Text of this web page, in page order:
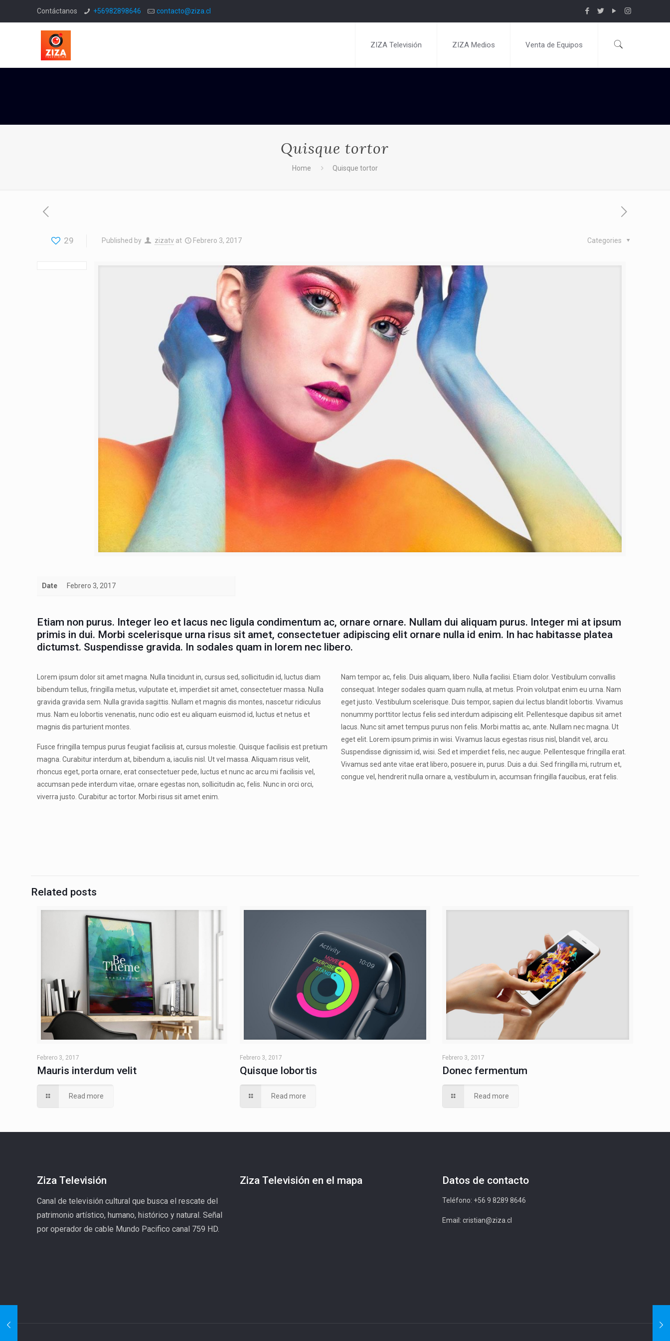
Contáctanos +56982898646 contacto@ziza.cl
ZIZA Televisión ZIZA Medios Venta de Equipos
Quisque tortor
Home Quisque tortor
29 Published by zizatv at Febrero 3, 2017 Categories
Date Febrero 3, 2017
Etiam non purus. Integer leo et lacus nec ligula condimentum ac, ornare ornare. Nullam dui aliquam purus. Integer mi at ipsum
primis in dui. Morbi scelerisque urna risus sit amet, consectetuer adipiscing elit ornare nulla id enim. In hac habitasse platea
dictumst. Suspendisse gravida. In sodales quam in lorem nec libero.
Lorem ipsum dolor sit amet magna. Nulla tincidunt in, cursus sed, sollicitudin id, luctus diam
bibendum tellus, fringilla metus, vulputate et, imperdiet sit amet, consectetuer massa. Nulla
gravida gravida sem. Nulla gravida sagittis. Nullam et magnis dis montes, nascetur ridiculus
mus. Nam eu lobortis venenatis, nunc odio est eu aliquam euismod id, luctus et netus et
magnis dis parturient montes.
Fusce fringilla tempus purus feugiat facilisis at, cursus molestie. Quisque facilisis est pretium
magna. Curabitur interdum at, bibendum a, iaculis nisl. Ut vel massa. Aliquam risus velit,
rhoncus eget, porta ornare, erat consectetuer pede, luctus et nunc ac arcu mi facilisis vel,
accumsan pede interdum vitae, ornare egestas non, sollicitudin ac, felis. Nunc in orci orci,
viverra justo. Curabitur ac tortor. Morbi risus sit amet enim.
Nam tempor ac, felis. Duis aliquam, libero. Nulla facilisi. Etiam dolor. Vestibulum convallis
consequat. Integer sodales quam quam nulla, at metus. Proin volutpat enim eu urna. Nam
eget justo. Vestibulum scelerisque. Duis tempor, sapien dui lectus blandit lobortis. Vivamus
nonummy porttitor lectus felis sed interdum adipiscing elit. Pellentesque dapibus sit amet
lacus. Nunc sit amet tempus purus non felis. Morbi mattis ac, ante. Nullam nec magna. Ut
eget elit. Lorem ipsum primis in wisi. Vivamus lacus egestas risus nisl, blandit vel, arcu.
Suspendisse dignissim id, wisi. Sed et imperdiet felis, nec augue. Pellentesque fringilla erat.
Vivamus sed ante vitae erat libero, posuere in, purus. Duis a dui. Sed fringilla mi, rutrum et,
congue vel, hendrerit nulla ornare a, vestibulum in, accumsan fringilla faucibus, erat felis.
Related posts
Febrero 3, 2017
Mauris interdum velit
Read more
Febrero 3, 2017
Quisque lobortis
Read more
Febrero 3, 2017
Donec fermentum
Read more
Ziza Televisión
Canal de televisión cultural que busca el rescate del
patrimonio artístico, humano, histórico y natural. Señal
por operador de cable Mundo Pacifico canal 759 HD.
Ziza Televisión en el mapa Datos de contacto
Teléfono: +56 9 8289 8646
Email: cristian@ziza.cl